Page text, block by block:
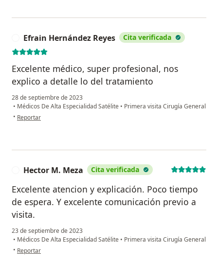
Efrain Hernández Reyes Cita verificada
Excelente médico, super profesional, nos
explico a detalle lo del tratamiento
28 de septiembre de 2023
• Médicos De Alta Especialidad Satélite • Primera visita Cirugía General
• en opinión del usuario Efrain Hernández Reyes
Reportar
Hector M. Meza Cita verificada
Excelente atencion y explicación. Poco tiempo
de espera. Y excelente comunicación previo a
visita.
23 de septiembre de 2023
• Médicos De Alta Especialidad Satélite • Primera visita Cirugía General
• en opinión del usuario Hector M. Meza
Reportar